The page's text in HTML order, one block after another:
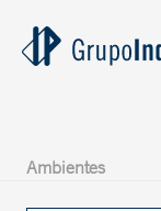
Ambientes